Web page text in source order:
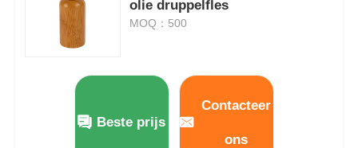
olie druppelfles
MOQ：500
Beste prijs
Contacteer
ons